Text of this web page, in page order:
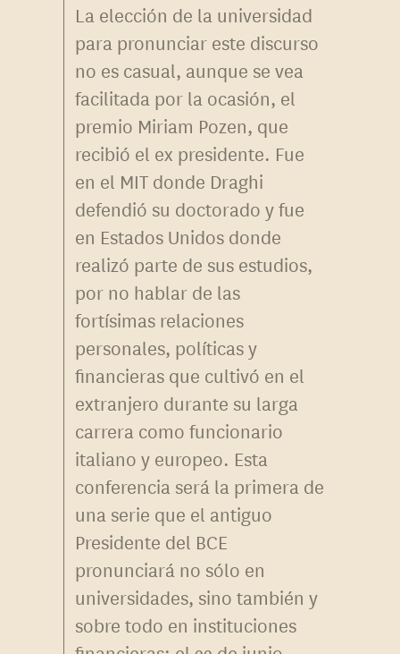
La elección de la universidad
para pronunciar este discurso
no es casual, aunque se vea
facilitada por la ocasión, el
premio Miriam Pozen, que
recibió el ex presidente. Fue
en el MIT donde Draghi
defendió su doctorado y fue
en Estados Unidos donde
realizó parte de sus estudios,
por no hablar de las
fortísimas relaciones
personales, políticas y
financieras que cultivó en el
extranjero durante su larga
carrera como funcionario
italiano y europeo. Esta
conferencia será la primera de
una serie que el antiguo
Presidente del BCE
pronunciará no sólo en
universidades, sino también y
sobre todo en instituciones